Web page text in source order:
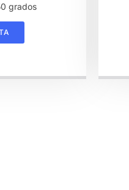
grados